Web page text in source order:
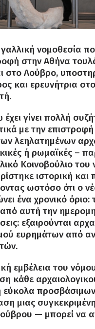
νομοθεσία
στην Αθήνα
Λούβρο,
και ερευνήτρια
έχει γίνει πολλή
με την επιστροφή
λεηλατημένων
ή ρωμαϊκές –
Κοινοβούλιο
ιστορική και
ωστόσο ότι ο
ένα χρονικό
αυτή την
εξαιρούνται
ευρημάτων από
εμβέλεια του
κάθε
εύκολα
μιας
— μπορεί να